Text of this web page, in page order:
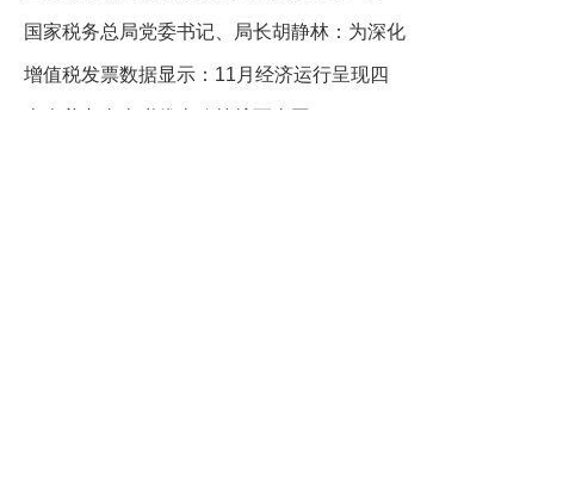
国家税务总局党委书记、局长胡静林：为深化
增值税发票数据显示：11月经济运行呈现四